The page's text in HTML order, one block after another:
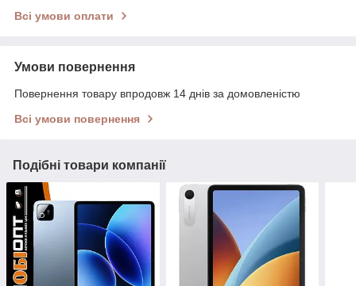
Всі умови оплати
Умови повернення
Повернення товару впродовж 14 днів за домовленістю
Всі умови повернення
Подібні товари компанії